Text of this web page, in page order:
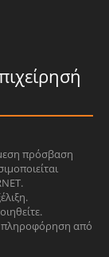
πρόσβαση
πληροφόρηση από